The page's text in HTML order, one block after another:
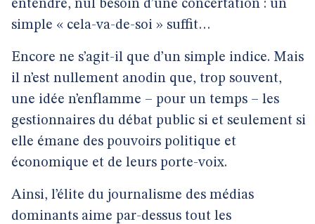
entendre, nul besoin d’une concertation : un
simple « cela-va-de-soi » suffit…
Encore ne s’agit-il que d’un simple indice. Mais
il n’est nullement anodin que, trop souvent,
une idée n’enflamme – pour un temps – les
gestionnaires du débat public si et seulement si
elle émane des pouvoirs politique et
économique et de leurs porte-voix.
Ainsi, l’élite du journalisme des médias
dominants aime par-dessus tout les